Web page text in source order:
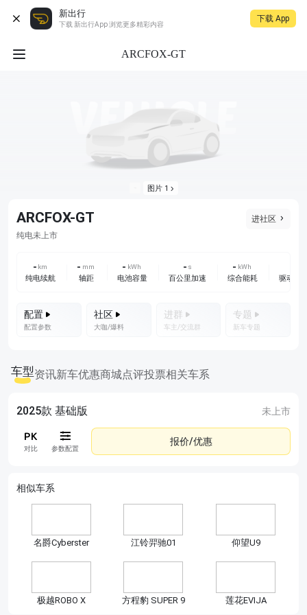
新出行
下载 新出行App 浏览更多精彩内容
下载 App
ARCFOX-GT
图片 1
进社区
ARCFOX-GT
纯电未上市
- km
纯电续航
- mm
轴距
- kWh
电池容量
- s
百公里加速
- kWh
综合能耗 驱动方
配置
配置参数
社区
大咖/爆料
进群
车主/交流群
专题
新车专题
车型资讯新车优惠商城点评投票相关车系
2025款 基础版 未上市
对比 参数配置
报价/优惠
相似车系
名爵Cyberster 江铃羿驰01 仰望U9
极越ROBO X 方程豹 SUPER 9 莲花EVIJA